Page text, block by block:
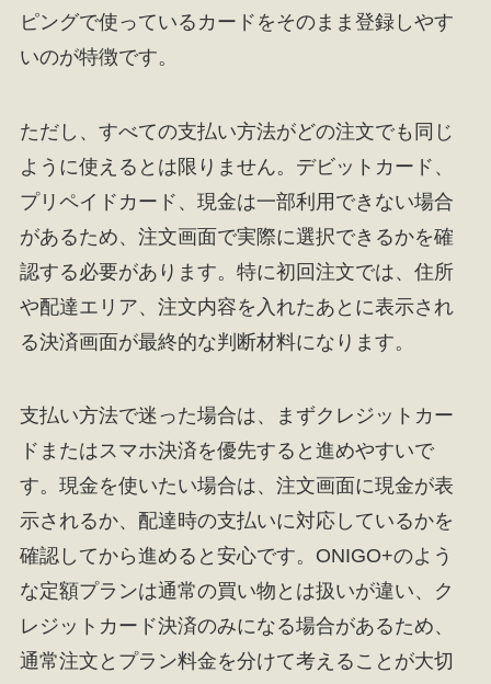
ピングで使っているカードをそのまま登録しやす
いのが特徴です。
ただし、すべての支払い方法がどの注文でも同じ
ように使えるとは限りません。デビットカード、
プリペイドカード、現金は一部利用できない場合
があるため、注文画面で実際に選択できるかを確
認する必要があります。特に初回注文では、住所
や配達エリア、注文内容を入れたあとに表示され
る決済画面が最終的な判断材料になります。
支払い方法で迷った場合は、まずクレジットカー
ドまたはスマホ決済を優先すると進めやすいで
す。現金を使いたい場合は、注文画面に現金が表
示されるか、配達時の支払いに対応しているかを
確認してから進めると安心です。ONIGO+のよう
な定額プランは通常の買い物とは扱いが違い、ク
レジットカード決済のみになる場合があるため、
通常注文とプラン料金を分けて考えることが大切